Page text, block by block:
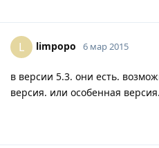
L limpopo 6 мар 2015
в версии 5.3. они есть.
версия. или особенная версия.